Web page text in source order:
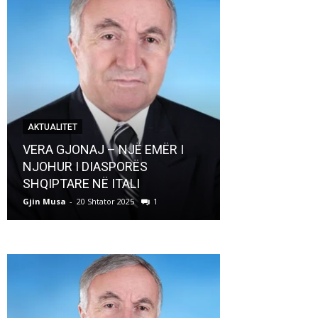
AKTUALITET
VERA GJONAJ – NJË EMËR I
NJOHUR I DIASPORËS
SHQIPTARE NË ITALI
Gjin Musa - 20 Shtator 2025 1